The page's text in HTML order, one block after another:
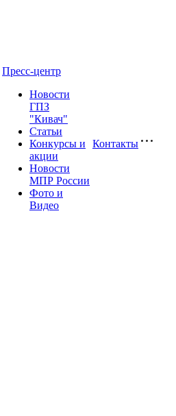
Пресс-центр
Новости
ГПЗ
"Кивач"
Статьи
Конкурсы и
акции
Новости
МПР России
Фото и
Видео
Контакты